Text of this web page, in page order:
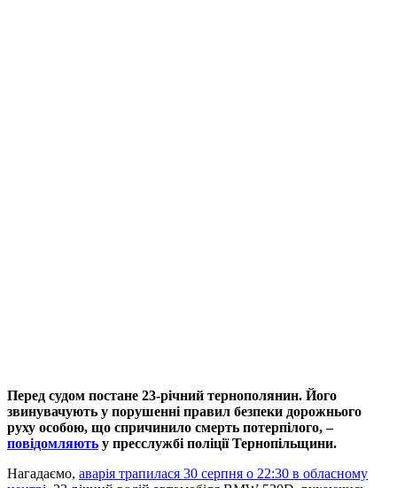
Перед судом постане 23-річний тернополянин. Його
звинувачують у порушенні правил безпеки дорожнього
руху особою, що спричинило смерть потерпілого, –
повідомляють у пресслужбі поліції Тернопільщини.
Нагадаємо, аварія трапилася 30 серпня о 22:30 в обласному